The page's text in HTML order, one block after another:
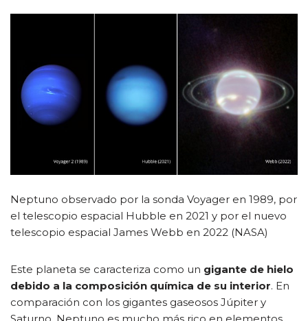
Neptuno observado por la sonda Voyager en 1989, por
el telescopio espacial Hubble en 2021 y por el nuevo
telescopio espacial James Webb en 2022 (NASA)
Este planeta se caracteriza como un gigante de hielo
debido a la composición química de su interior. En
comparación con los gigantes gaseosos Júpiter y